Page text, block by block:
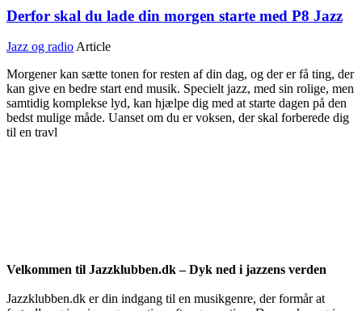
Derfor skal du lade din morgen starte med P8 Jazz
Jazz og radioArticle
Morgener kan sætte tonen for resten af din dag, og der er få ting, der
kan give en bedre start end musik. Specielt jazz, med sin rolige, men
samtidig komplekse lyd, kan hjælpe dig med at starte dagen på den
bedst mulige måde. Uanset om du er voksen, der skal forberede dig
til en travl
Velkommen til Jazzklubben.dk – Dyk ned i jazzens verden
Jazzklubben.dk er din indgang til en musikgenre, der formår at